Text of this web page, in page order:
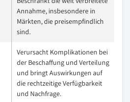
Annahme, insbesondere in
Märkten, die preisempfindlich
sind.
Verursacht Komplikationen bei
der Beschaffung und Verteilung
und bringt Auswirkungen auf
die rechtzeitige Verfügbarkeit
und Nachfrage.